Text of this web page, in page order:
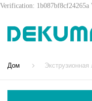
Verification: 1b087bf8cf24265a
Дом